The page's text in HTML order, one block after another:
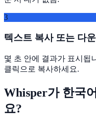
3
텍스트 복사 또는 다
몇 초 안에 결과가 표시됩
클릭으로 복사하세요.
Whisper가 한국
요?